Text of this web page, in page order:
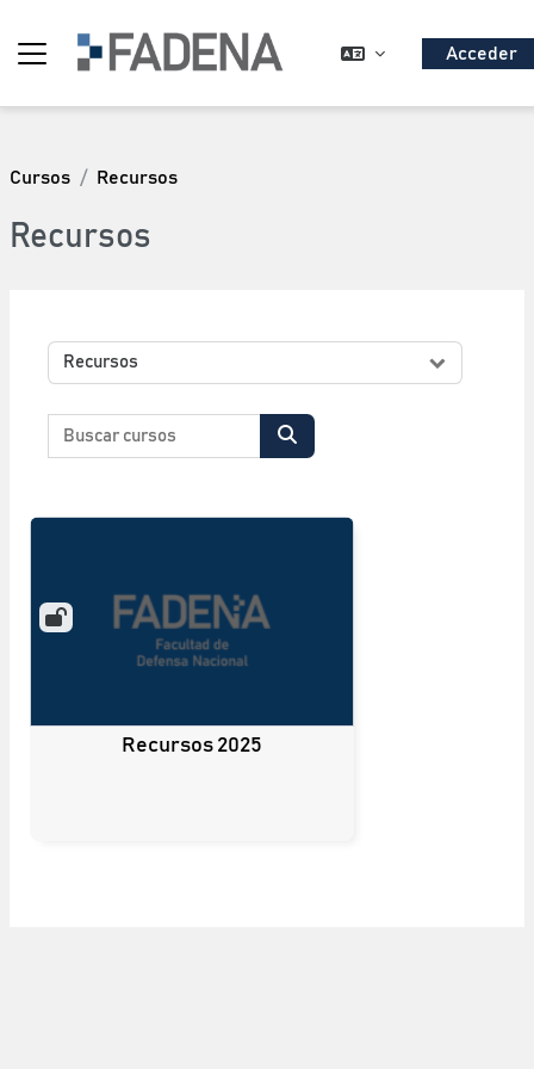
Acceder
Cursos Recursos
Recursos
Categorías
Buscar cursos
Buscar cursos
Recursos 2025